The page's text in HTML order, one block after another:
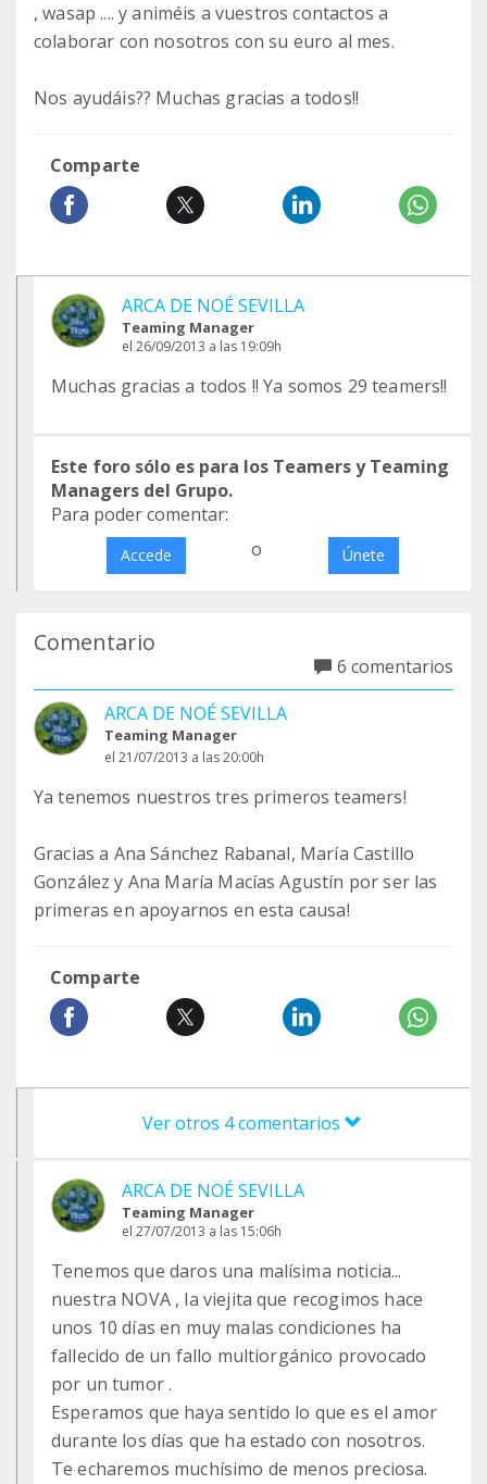
, wasap .... y animéis a vuestros contactos a
colaborar con nosotros con su euro al mes.
Nos ayudáis?? Muchas gracias a todos!!
Comparte
ARCA DE NOÉ SEVILLA
Teaming Manager
el 26/09/2013 a las 19:09h
Muchas gracias a todos !! Ya somos 29 teamers!!
Este foro sólo es para los Teamers y Teaming
Managers del Grupo.
Para poder comentar:
Accede o Únete
Comentario
6 comentarios
ARCA DE NOÉ SEVILLA
Teaming Manager
el 21/07/2013 a las 20:00h
Ya tenemos nuestros tres primeros teamers!
Gracias a Ana Sánchez Rabanal, María Castillo
González y Ana María Macías Agustín por ser las
primeras en apoyarnos en esta causa!
Comparte
Ver otros 4 comentarios
ARCA DE NOÉ SEVILLA
Teaming Manager
el 27/07/2013 a las 15:06h
Tenemos que daros una malísima noticia...
nuestra NOVA , la viejita que recogimos hace
unos 10 días en muy malas condiciones ha
fallecido de un fallo multiorgánico provocado
por un tumor .
Esperamos que haya sentido lo que es el amor
durante los días que ha estado con nosotros.
Te echaremos muchísimo de menos preciosa.